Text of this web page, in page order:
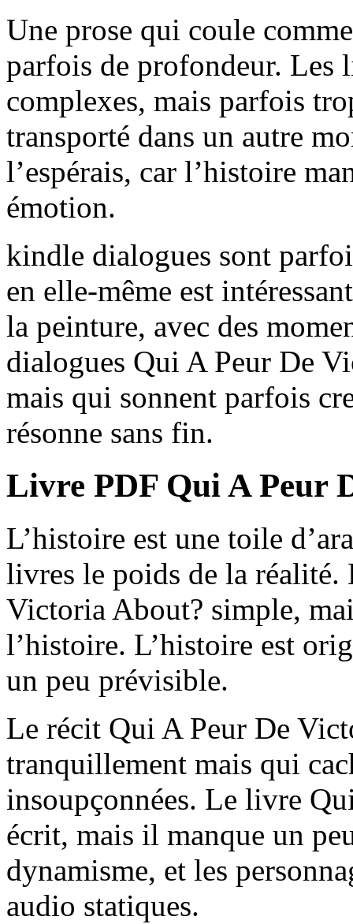
Une prose qui coule
parfois de profondeur.
complexes, mais parfois
transporté dans un autre
l’espérais, car l’histoire
émotion.
kindle dialogues sont
en elle-même est
la peinture, avec des
dialogues Qui A Peur De
mais qui sonnent parfois
résonne sans fin.
Livre PDF Qui A Peur
L’histoire est une toile
livres le poids de la réalité.
Victoria About? simple,
l’histoire. L’histoire est
un peu prévisible.
Le récit Qui A Peur De
tranquillement mais qui
insoupçonnées. Le livre
écrit, mais il manque un
dynamisme, et les
audio statiques.